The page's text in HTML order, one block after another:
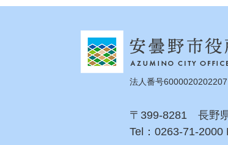
法人番号6000020202207
〒399-8281 長野
Tel：0263-71-2000